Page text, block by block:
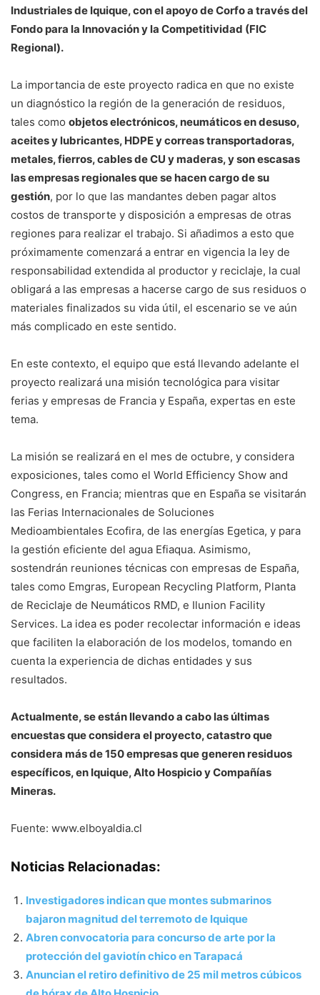
Industriales de Iquique, con el apoyo de Corfo a través del
Fondo para la Innovación y la Competitividad (FIC
Regional).
La importancia de este proyecto radica en que no existe
un diagnóstico la región de la generación de residuos,
tales como objetos electrónicos, neumáticos en desuso,
aceites y lubricantes, HDPE y correas transportadoras,
metales, fierros, cables de CU y maderas, y son escasas
las empresas regionales que se hacen cargo de su
gestión, por lo que las mandantes deben pagar altos
costos de transporte y disposición a empresas de otras
regiones para realizar el trabajo. Si añadimos a esto que
próximamente comenzará a entrar en vigencia la ley de
responsabilidad extendida al productor y reciclaje, la cual
obligará a las empresas a hacerse cargo de sus residuos o
materiales finalizados su vida útil, el escenario se ve aún
más complicado en este sentido.
En este contexto, el equipo que está llevando adelante el
proyecto realizará una misión tecnológica para visitar
ferias y empresas de Francia y España, expertas en este
tema.
La misión se realizará en el mes de octubre, y considera
exposiciones, tales como el World Efficiency Show and
Congress, en Francia; mientras que en España se visitarán
las Ferias Internacionales de Soluciones
Medioambientales Ecofira, de las energías Egetica, y para
la gestión eficiente del agua Efiaqua. Asimismo,
sostendrán reuniones técnicas con empresas de España,
tales como Emgras, European Recycling Platform, Planta
de Reciclaje de Neumáticos RMD, e Ilunion Facility
Services. La idea es poder recolectar información e ideas
que faciliten la elaboración de los modelos, tomando en
cuenta la experiencia de dichas entidades y sus
resultados.
Actualmente, se están llevando a cabo las últimas
encuestas que considera el proyecto, catastro que
considera más de 150 empresas que generen residuos
específicos, en Iquique, Alto Hospicio y Compañías
Mineras.
Fuente: www.elboyaldia.cl
Noticias Relacionadas:
Investigadores indican que montes submarinos
bajaron magnitud del terremoto de Iquique
Abren convocatoria para concurso de arte por la
protección del gaviotín chico en Tarapacá
Anuncian el retiro definitivo de 25 mil metros cúbicos